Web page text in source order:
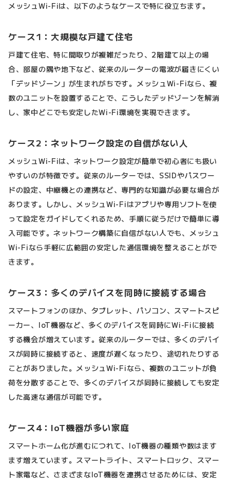
メッシュWi-Fiは、以下のようなケースで特に役立ちます。
ケース1：大規模な戸建て住宅
戸建て住宅、特に間取りが複雑だったり、2階建て以上の場
合、部屋の隅や地下など、従来のルーターの電波が届きにくい
「デッドゾーン」が生まれがちです。メッシュWi-Fiなら、複
数のユニットを設置することで、こうしたデッドゾーンを解消
し、家中どこでも安定したWi-Fi環境を実現できます。
ケース2：ネットワーク設定の自信がない人
メッシュWi-Fiは、ネットワーク設定が簡単で初心者にも扱い
やすいのが特徴です。従来のルーターでは、SSIDやパスワー
ドの設定、中継機との連携など、専門的な知識が必要な場合が
あります。しかし、メッシュWi-Fiはアプリや専用ソフトを使
って設定をガイドしてくれるため、手順に従うだけで簡単に導
入可能です。ネットワーク構築に自信がない人でも、メッシュ
Wi-Fiなら手軽に広範囲の安定した通信環境を整えることがで
きます。
ケース3：多くのデバイスを同時に接続する場合
スマートフォンのほか、タブレット、パソコン、スマートスピ
ーカー、IoT機器など、多くのデバイスを同時にWi-Fiに接続
する機会が増えています。従来のルーターでは、多くのデバイ
スが同時に接続すると、速度が遅くなったり、途切れたりする
ことがありました。メッシュWi-Fiなら、複数のユニットが負
荷を分散することで、多くのデバイスが同時に接続しても安定
した高速な通信が可能です。
ケース4：IoT機器が多い家庭
スマートホーム化が進むにつれて、IoT機器の種類や数はます
ます増えています。スマートライト、スマートロック、スマー
ト家電など、さまざまなIoT機器を連携させるためには、安定